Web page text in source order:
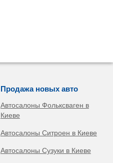
Продажа новых авто
Автосалоны Фольксваген в
Киеве
Автосалоны Ситроен в Киеве
Автосалоны Сузуки в Киеве